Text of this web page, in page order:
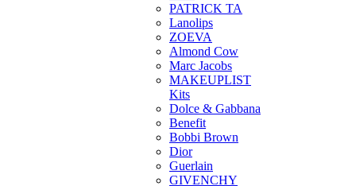
PATRICK TA
Lanolips
ZOEVA
Almond Cow
Marc Jacobs
MAKEUPLIST
Kits
Dolce & Gabbana
Benefit
Bobbi Brown
Dior
Guerlain
GIVENCHY